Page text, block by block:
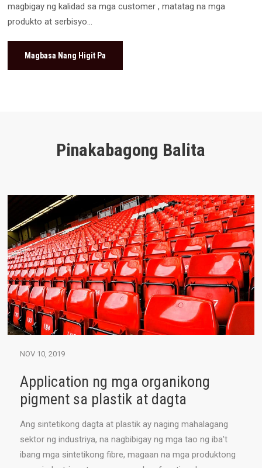
magbigay ng kalidad sa mga customer , matatag na mga
produkto at serbisyo...
Magbasa Nang Higit Pa
Pinakabagong Balita
NOV 10, 2019
Application ng mga organikong
pigment sa plastik at dagta
Ang sintetikong dagta at plastik ay naging mahalagang
sektor ng industriya, na nagbibigay ng mga tao ng iba't
ibang mga sintetikong fibre, magaan na mga produktong